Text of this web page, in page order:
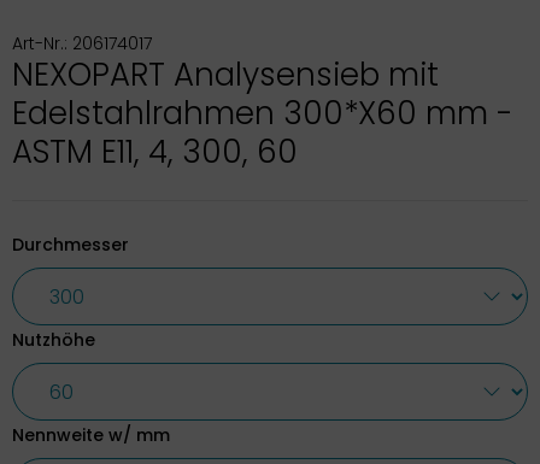
Art-Nr.: 206174017
NEXOPART Analysensieb mit
Edelstahlrahmen 300*X60 mm -
ASTM E11, 4, 300, 60
Durchmesser
Nutzhöhe
Nennweite w/ mm